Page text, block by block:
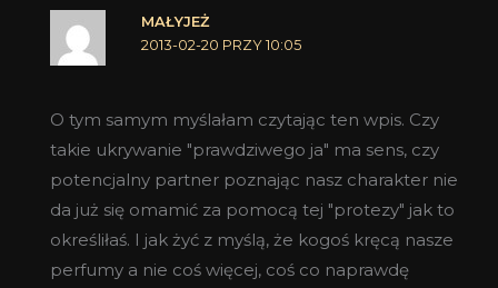
MAŁYJEŻ
2013-02-20 PRZY 10:05
O tym samym myślałam czytając ten wpis. Czy
takie ukrywanie "prawdziwego ja" ma sens, czy
potencjalny partner poznając nasz charakter nie
da już się omamić za pomocą tej "protezy" jak to
określiłaś. I jak żyć z myślą, że kogoś kręcą nasze
perfumy a nie coś więcej, coś co naprawdę